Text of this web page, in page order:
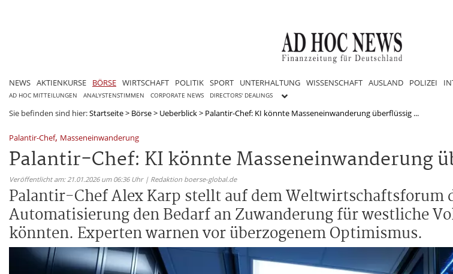
NEWS AKTIENKURSE BÖRSE WIRTSCHAFT POLITIK SPORT UNTERHALTUNG WISSENSCHAFT AUSLAND POLIZEI
AD HOC MITTEILUNGEN ANALYSTENSTIMMEN CORPORATE NEWS DIRECTORS' DEALINGS
Sie befinden sind hier:Startseite> Börse> Ueberblick> Palantir-Chef: KI könnte Masseneinwanderung überflüssig ...
Palantir-Chef, Masseneinwanderung
Palantir-Chef: KI könnte Masseneinwanderung
Veröffentlicht am: 21.01.2026 um 06:36 Uhr | Redaktion boerse-global.de
Palantir-Chef Alex Karp stellt auf dem Weltwirtschaftsforum
Automatisierung den Bedarf an Zuwanderung für westliche
könnten. Experten warnen vor überzogenem Optimismus.